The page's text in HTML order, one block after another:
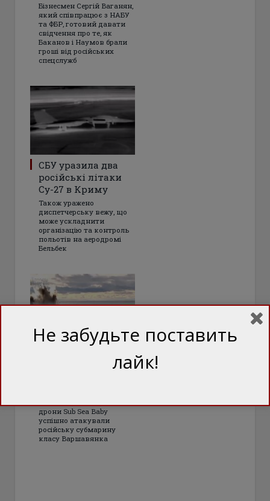
Бізнесмен Сергій Ваганян,
який співпрацює з НАБУ
та ФБР, готовий давати
свідчення про те, як
Баканов і Наумов брали
гроші від російських
спецслужб
СБУ уразила два
російські літаки
Су-27 в Криму
Також уражено
диспетчерську вежу, що
може ускладнити
організацію та контроль
польотів на аеродромі
Бельбек
підводний човен у
дрони Sub Sea Baby
успішно атакували
російську субмарину
класу Варшавянка
Не забудьте поставить
лайк!